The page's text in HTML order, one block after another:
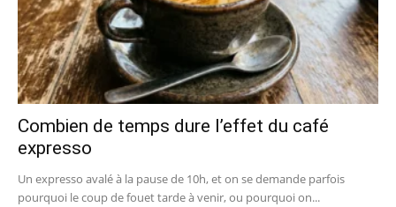
Combien de temps dure l’effet du café
expresso
Un expresso avalé à la pause de 10h, et on se demande parfois
pourquoi le coup de fouet tarde à venir, ou pourquoi on...